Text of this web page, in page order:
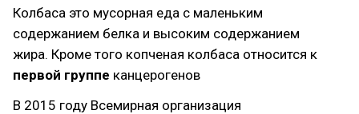
Колбаса это мусорная еда с маленьким
содержанием белка и высоким содержанием
жира. Кроме того копченая колбаса относится к
первой группе канцерогенов
В 2015 году Всемирная организация